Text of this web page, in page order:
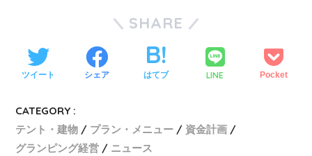
SHARE
ツイート シェア はてブ LINE Pocket
CATEGORY :
テント・建物
プラン・メニュー
資金計画
グランピング経営
ニュース